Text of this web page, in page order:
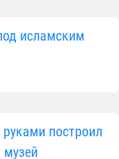
исламским
построил